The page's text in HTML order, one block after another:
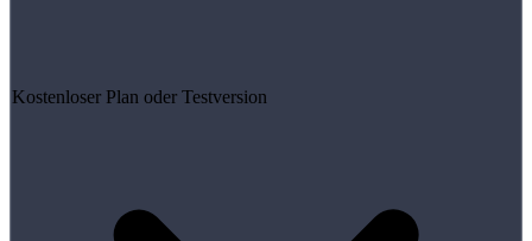
Kostenloser Plan oder Testversion